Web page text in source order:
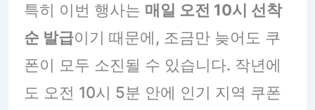
특히 이번 행사는 매일 오전 10시 선착
순 발급이기 때문에, 조금만 늦어도 쿠
폰이 모두 소진될 수 있습니다. 작년에
도 오전 10시 5분 안에 인기 지역 쿠폰